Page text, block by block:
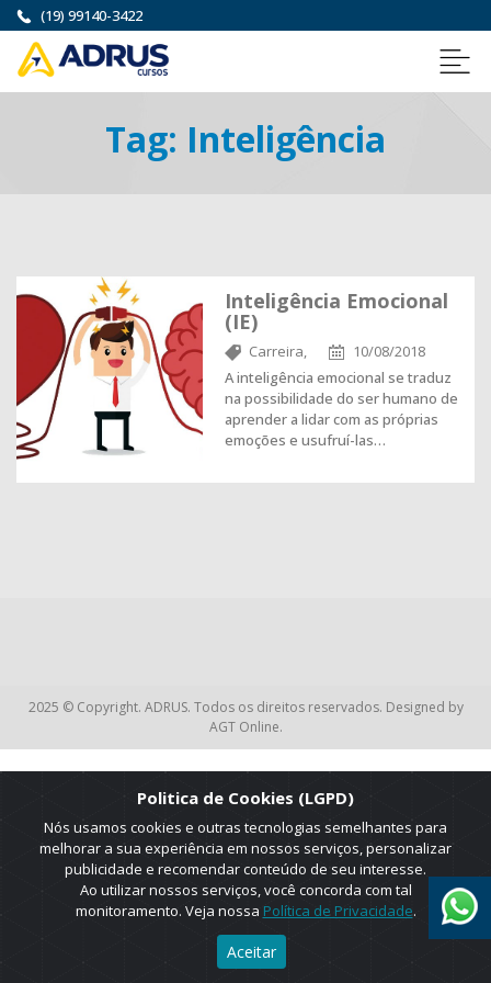
(19) 99140-3422
Tag: Inteligência
Inteligência Emocional
(IE)
Carreira,
10/08/2018
A inteligência emocional se traduz
na possibilidade do ser humano de
aprender a lidar com as próprias
emoções e usufruí-las…
2025 © Copyright. ADRUS. Todos os direitos reservados. Designed by
AGT Online.
Politica de Cookies (LGPD)
Nós usamos cookies e outras tecnologias semelhantes para
melhorar a sua experiência em nossos serviços, personalizar
publicidade e recomendar conteúdo de seu interesse.
Ao utilizar nossos serviços, você concorda com tal
monitoramento. Veja nossa Política de Privacidade.
Aceitar